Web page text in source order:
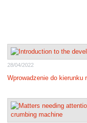
28/04/2022
Wprowadzenie do kierunku